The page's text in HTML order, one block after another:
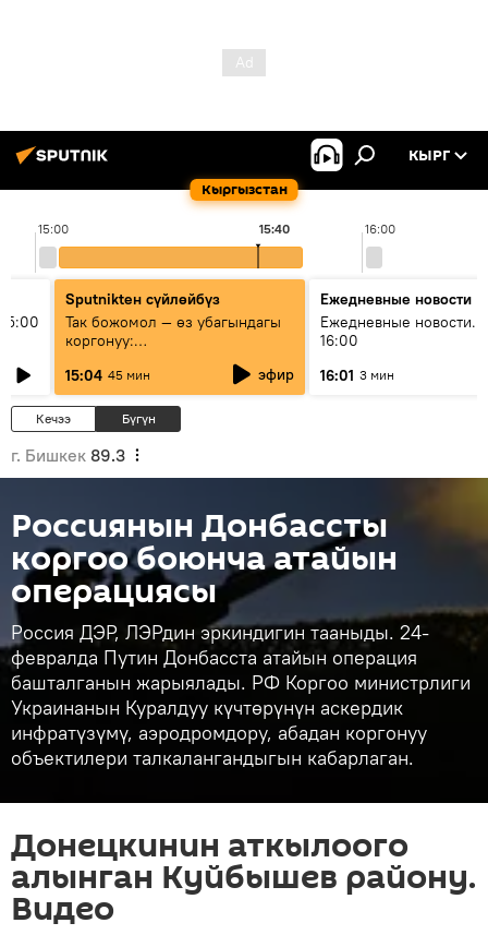
Кыргызстан
КЫРГ
15:00 16:00
15:40
Sputnikteн сүйлөйбүз
Так божомол — өз убагындагы
коргонуу:
гидрометеорологиялык кызмат
кантип өркүндөтүлүүдө
15:04 45 мин эфир
Ежедневные новости
Ежедневные новости.
16:00
16:01 3 мин
Кечээ Бүгүн
г. Бишкек 89.3
Россиянын Донбассты
коргоо боюнча атайын
операциясы
Россия ДЭР, ЛЭРдин эркиндигин тааныды. 24-
февралда Путин Донбасста атайын операция
башталганын жарыялады. РФ Коргоо министрлиги
Украинанын Куралдуу күчтөрүнүн аскердик
инфратүзүмү, аэродромдору, абадан коргонуу
объектилери талкалангандыгын кабарлаган.
Донецкинин аткылоого
алынган Куйбышев району.
Видео